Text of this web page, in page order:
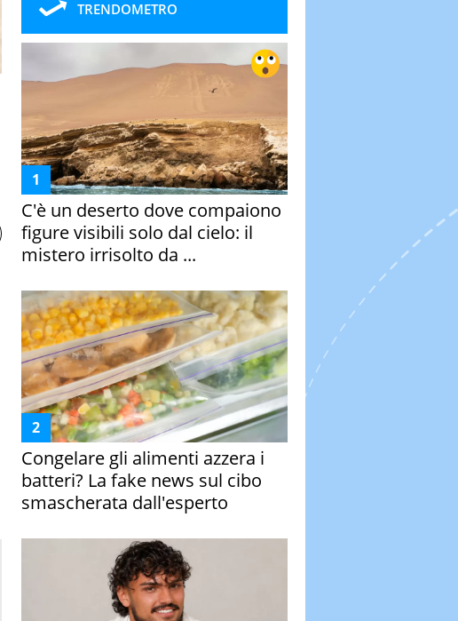
TRENDOMETRO
C'è un deserto dove compaiono
figure visibili solo dal cielo: il
mistero irrisolto da ...
Congelare gli alimenti azzera i
batteri? La fake news sul cibo
smascherata dall'esperto